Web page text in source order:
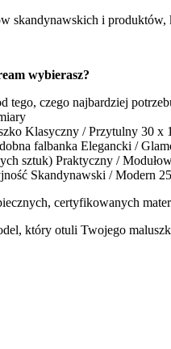
skandynawskich i produktów,
wybierasz?
tego, czego najbardziej
Klasyczny / Przytulny 30 x
falbanka Elegancki /
sztuk) Praktyczny /
Skandynawski / Modern
certyfikowanych
który otuli Twojego